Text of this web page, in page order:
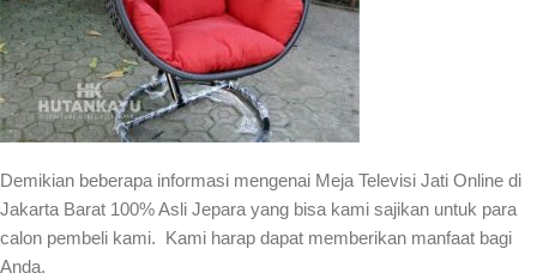
Demikian beberapa informasi mengenai Meja Televisi Jati Online di
Jakarta Barat 100% Asli Jepara yang bisa kami sajikan untuk para
calon pembeli kami. Kami harap dapat memberikan manfaat bagi
Anda.